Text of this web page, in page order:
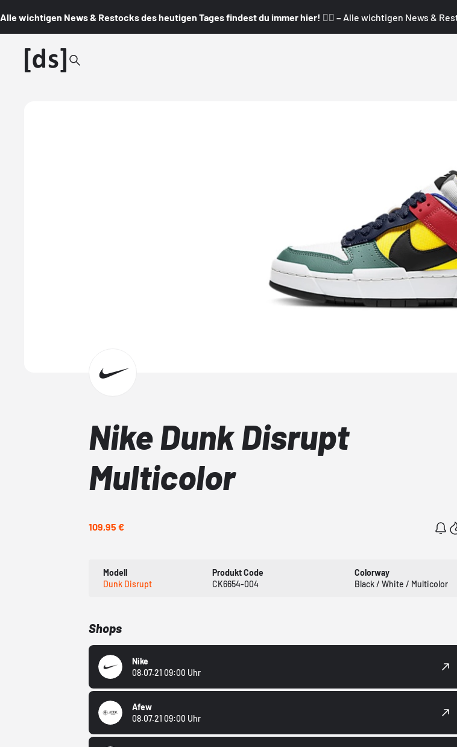
Alle wichtigen News & Restocks des heutigen Tages findest du immer hier! 👇🏼 – Alle wichtigen News &
Nike Dunk Disrupt
Multicolor
109,95 €
Modell
Dunk Disrupt
Produkt Code
CK6654-004
Colorway
Black / White / Multicolor
Shops
Nike
08.07.21 09:00 Uhr
Afew
08.07.21 09:00 Uhr